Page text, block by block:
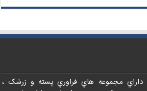
مجموعه هاي فراوري پسته و زرشک ،